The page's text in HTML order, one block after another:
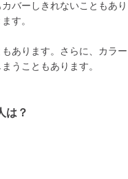
バーしきれないこともあり
す。
あります。さらに、カラー
うこともあります。
は？